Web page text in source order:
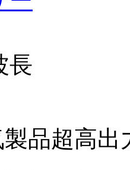
長
製品超高